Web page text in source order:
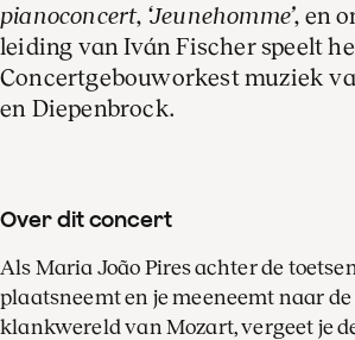
pianoconcert, ‘Jeunehomme’, en
leiding van Iván Fischer speelt
Concertgebouworkest muziek
en Diepenbrock.
Over dit concert
Als Maria João Pires achter de toetsen
plaatsneemt en je meeneemt naar de
klankwereld van Mozart, vergeet je